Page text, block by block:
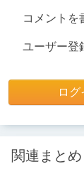
コメントを
ユーザー登
ログ
関連まとめ